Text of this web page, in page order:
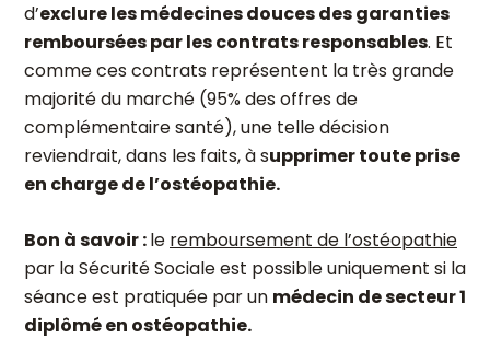
d’exclure les médecines douces des garanties
remboursées par les contrats responsables. Et
comme ces contrats représentent la très grande
majorité du marché (95% des offres de
complémentaire santé), une telle décision
reviendrait, dans les faits, à supprimer toute prise
en charge de l’ostéopathie.
Bon à savoir :le remboursement de l’ostéopathie
par la Sécurité Sociale est possible uniquement si la
séance est pratiquée par un médecin de secteur 1
diplômé en ostéopathie.